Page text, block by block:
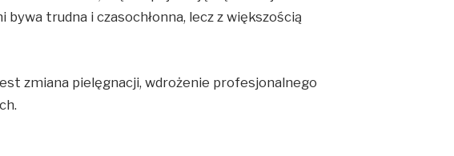
trudna i czasochłonna, lecz z większością
zmiana pielęgnacji, wdrożenie profesjonalnego